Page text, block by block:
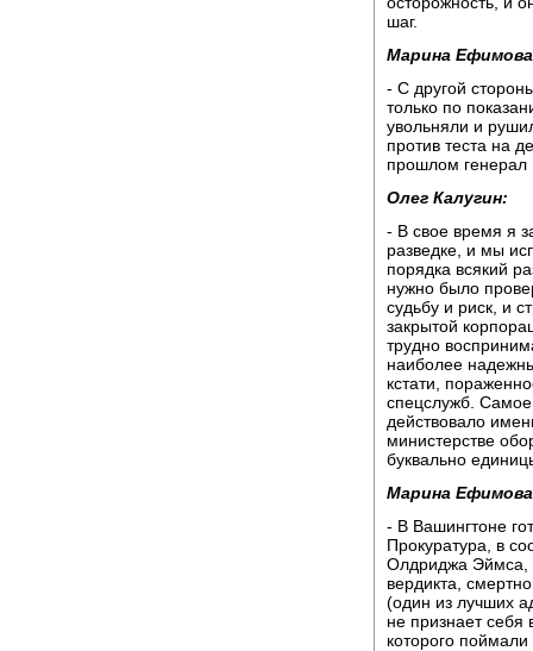
шаг.
Марина
- С другой
только по
увольняли и
против теста на
прошлом генерал
Олег Калугин:
- В свое время я
разведке, и мы
порядка всякий
нужно было
судьбу и риск, и
закрытой
трудно
наиболее
кстати,
спецслужб.
действовало
министерстве
буквально
Марина
- В Вашингтоне
Прокуратура, в
Олдриджа Эймса,
вердикта,
(один из лучших
не признает себя
которого